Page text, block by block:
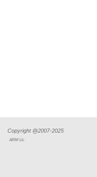
Copyright @2007-2025
ARM Llc